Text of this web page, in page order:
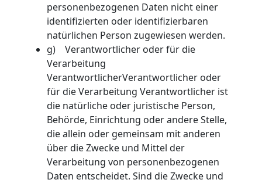
personenbezogenen Daten nicht einer
identifizierten oder identifizierbaren
natürlichen Person zugewiesen werden.
g) Verantwortlicher oder für die
Verarbeitung
VerantwortlicherVerantwortlicher oder
für die Verarbeitung Verantwortlicher ist
die natürliche oder juristische Person,
Behörde, Einrichtung oder andere Stelle,
die allein oder gemeinsam mit anderen
über die Zwecke und Mittel der
Verarbeitung von personenbezogenen
Daten entscheidet. Sind die Zwecke und